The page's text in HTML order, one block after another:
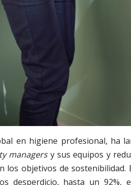
en higiene profesional, ha
managersy sus equipos y
los objetivos de sostenibilidad.
desperdicio, hasta un 92%,